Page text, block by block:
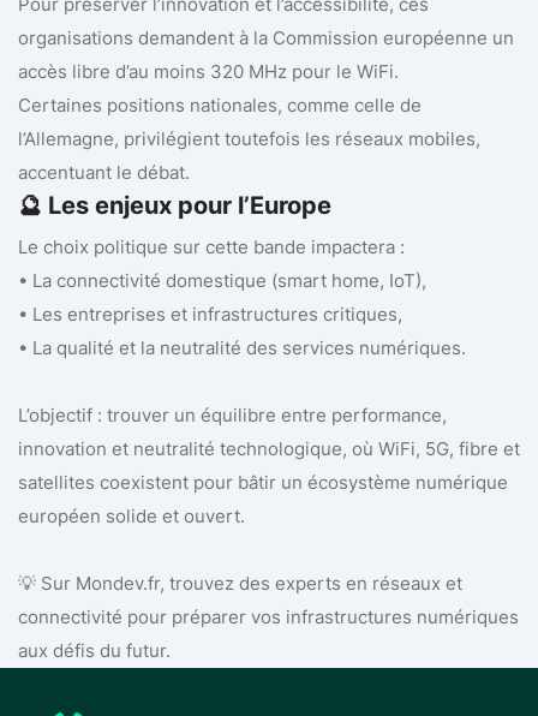
organisations demandent à la Commission européenne un
accès libre d’au moins 320 MHz pour le WiFi.
Certaines positions nationales, comme celle de
l’Allemagne, privilégient toutefois les réseaux mobiles,
accentuant le débat.
🔮 Les enjeux pour l’Europe
Le choix politique sur cette bande impactera :
• La connectivité domestique (smart home, IoT),
• Les entreprises et infrastructures critiques,
• La qualité et la neutralité des services numériques.
L’objectif : trouver un équilibre entre performance,
innovation et neutralité technologique, où WiFi, 5G, fibre et
satellites coexistent pour bâtir un écosystème numérique
européen solide et ouvert.
💡 Sur Mondev.fr, trouvez des experts en réseaux et
connectivité pour préparer vos infrastructures numériques
aux défis du futur.